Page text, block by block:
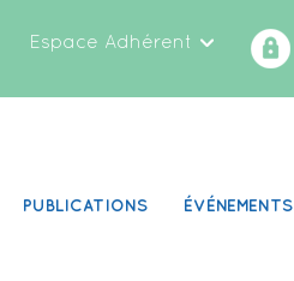
Espace Adhérent
PUBLICATIONS ÉVÉNEMENTS